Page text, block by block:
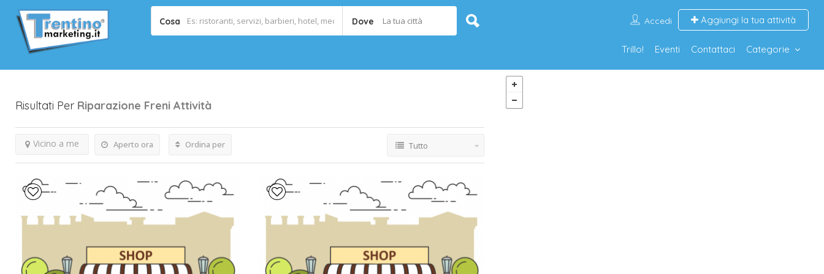
Cosa Dove La tua città Accedi Aggiungi la tua attività
Trillo! Eventi Contattaci Categorie
Risultati Per Riparazione Freni Attività
Aperto ora
Vicino a me Ordina per Tutto